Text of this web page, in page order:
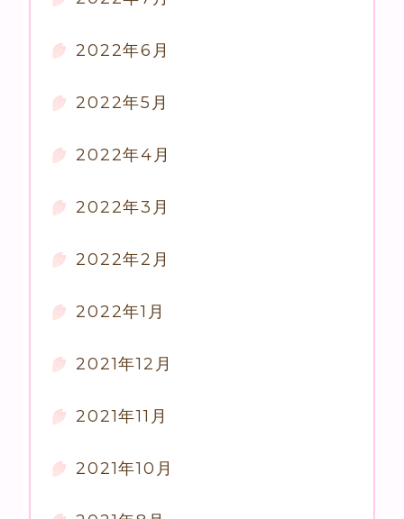
2022年6月
2022年5月
2022年4月
2022年3月
2022年2月
2022年1月
2021年12月
2021年11月
2021年10月